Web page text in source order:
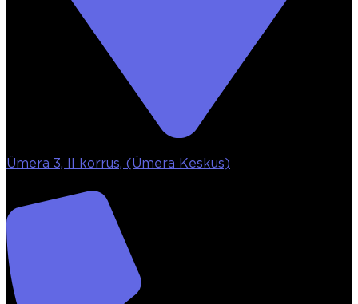
Ümera 3, II korrus, (Ümera Keskus)